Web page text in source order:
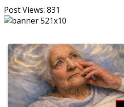
Post Views: 831